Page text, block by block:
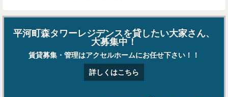
平河町森タワーレジデンスを貸したい大家さん、
大募集中！
賃貸募集・管理はアクセルホームにお任せ下さい！！
詳しくはこちら